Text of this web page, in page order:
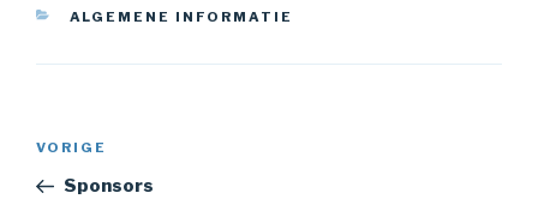
CATEGORIEËN
ALGEMENE INFORMATIE
Vorig
bericht
VORIGE
Sponsors